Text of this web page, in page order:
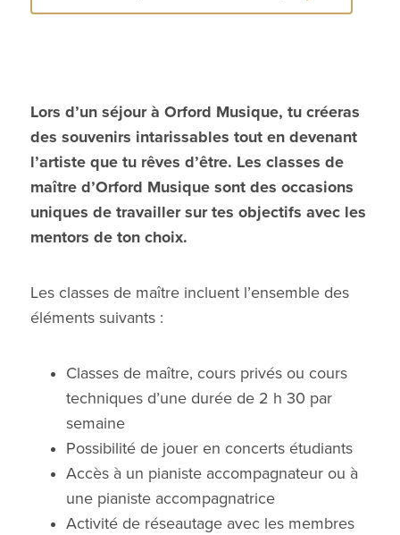
Lors d’un séjour à Orford Musique, tu créeras
des souvenirs intarissables tout en devenant
l’artiste que tu rêves d’être. Les classes de
maître d’Orford Musique sont des occasions
uniques de travailler sur tes objectifs avec les
mentors de ton choix.
Les classes de maître incluent l’ensemble des
éléments suivants :
Classes de maître, cours privés ou cours
techniques d’une durée de 2 h 30 par
semaine
Possibilité de jouer en concerts étudiants
Accès à un pianiste accompagnateur ou à
une pianiste accompagnatrice
Activité de réseautage avec les membres